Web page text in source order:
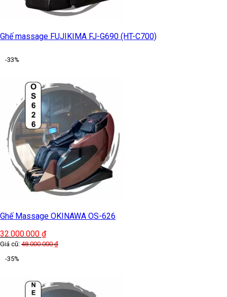
Ghế massage FUJIKIMA FJ-G690 (HT-C700)
-33%
Ghế Massage OKINAWA OS-626
32.000.000 ₫
Giá cũ: 48.000.000₫
-35%